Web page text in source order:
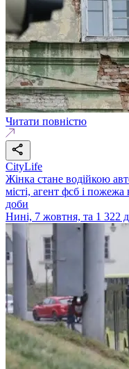
Читати повністю
CityLife
Жінка стане водійкою
місті, агент фсб і
доби
Нині, 7 жовтня, та 1 322